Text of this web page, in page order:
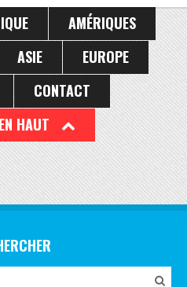
AMÉRIQUES
ASIE
EUROPE
CONTACT
HAUT